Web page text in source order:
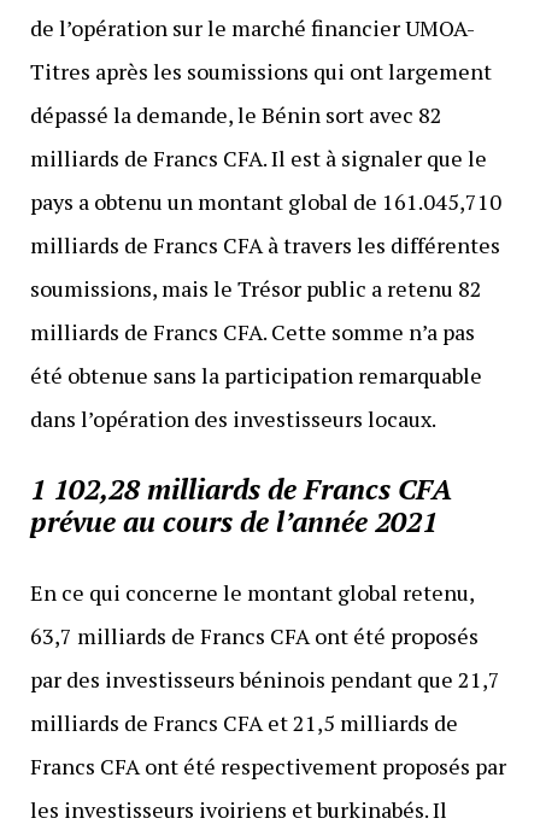
de l’opération sur le marché financier UMOA-
Titres après les soumissions qui ont largement
dépassé la demande, le Bénin sort avec 82
milliards de Francs CFA. Il est à signaler que le
pays a obtenu un montant global de 161.045,710
milliards de Francs CFA à travers les différentes
soumissions, mais le Trésor public a retenu 82
milliards de Francs CFA. Cette somme n’a pas
été obtenue sans la participation remarquable
dans l’opération des investisseurs locaux.
1 102,28 milliards de Francs CFA
prévue au cours de l’année 2021
En ce qui concerne le montant global retenu,
63,7 milliards de Francs CFA ont été proposés
par des investisseurs béninois pendant que 21,7
milliards de Francs CFA et 21,5 milliards de
Francs CFA ont été respectivement proposés par
les investisseurs ivoiriens et burkinabés. Il